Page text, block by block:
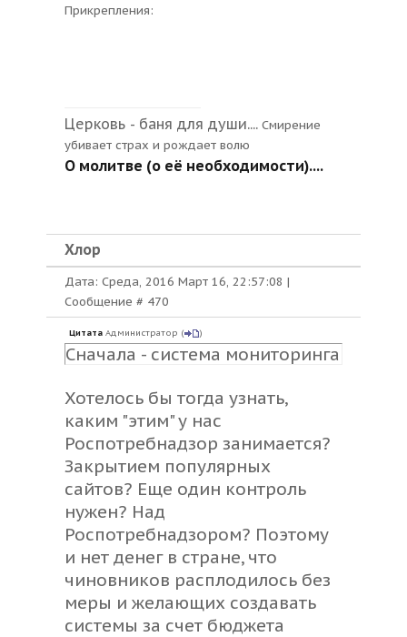
Прикрепления:
Церковь - баня для души.... Смирение
убивает страх и рождает волю
О молитве (о её необходимости)....
Хлор
Дата: Среда, 2016 Март 16, 22:57:08 |
Сообщение # 470
Цитата Администратор ( )
Сначала - система мониторинга
Хотелось бы тогда узнать,
каким "этим" у нас
Роспотребнадзор занимается?
Закрытием популярных
сайтов? Еще один контроль
нужен? Над
Роспотребнадзором? Поэтому
и нет денег в стране, что
чиновников расплодилось без
меры и желающих создавать
системы за счет бюджета